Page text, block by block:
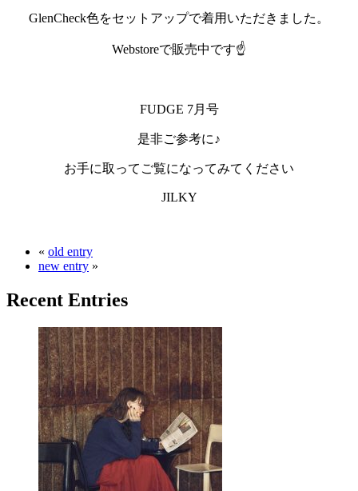
GlenCheck色をセットアップで着用いただきました。
Webstoreで販売中です☝
FUDGE 7月号
是非ご参考に♪
お手に取ってご覧になってみてください
JILKY
« old entry
new entry »
Recent Entries